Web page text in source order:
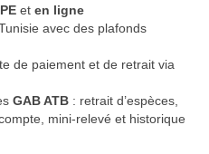
et en ligne
avec des plafonds
de paiement et de retrait via
GAB ATB : retrait d’espèces,
mini-relevé et historique